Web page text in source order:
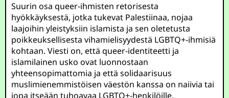
Suurin osa queer-ihmisten retorisesta
hyökkäyksestä, jotka tukevat Palestiinaa, nojaa
laajoihin yleistyksiin islamista ja sen oletetusta
poikkeuksellisesta vihamielisyydestä LGBTQ+-ihmisiä
kohtaan. Viesti on, että queer-identiteetti ja
islamilainen usko ovat luonnostaan
yhteensopimattomia ja että solidaarisuus
muslimienemmistöisen väestön kanssa on naiivia tai
jopa itseään tuhoavaa LGBTQ+-henkilöille.